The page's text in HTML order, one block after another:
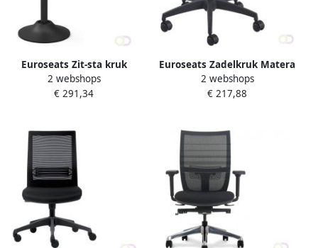
Euroseats Zit-sta kruk
Mango Zwart zwart
2 webshops
€ 291,34
Euroseats Zadelkruk Matera
large kunststof voetenkruis
hoogte 65 90 5cm
2 webshops
€ 217,88